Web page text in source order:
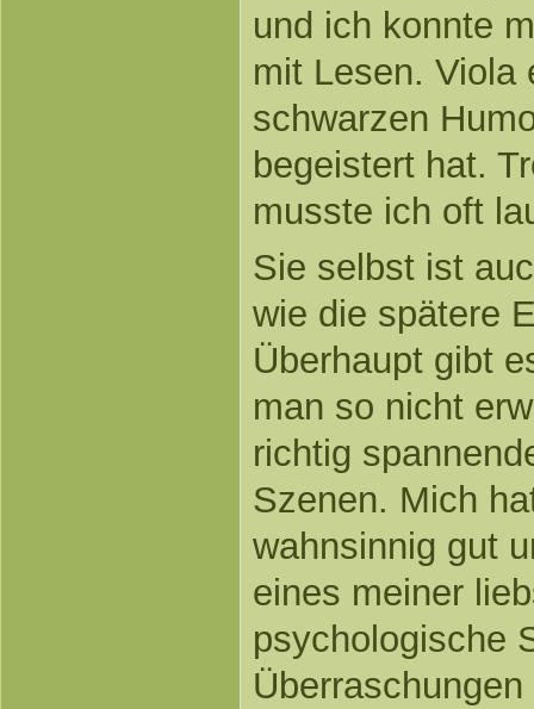
und ich konnte
mit Lesen. Viola
schwarzen
begeistert hat.
musste ich oft
Sie selbst ist
wie die spätere
Überhaupt gibt
man so nicht
richtig
Szenen. Mich
wahnsinnig gut
eines meiner
psychologische